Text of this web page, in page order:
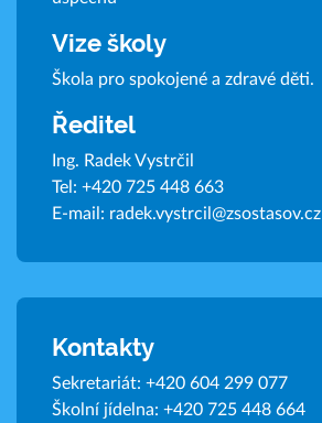
Vize školy
Škola pro spokojené a zdravé děti.
Ředitel
Ing. Radek Vystrčil
Tel: +420 725 448 663
E-mail: radek.vystrcil@zsostasov.cz
Kontakty
Sekretariát: +420 604 299 077
Školní jídelna: +420 725 448 664